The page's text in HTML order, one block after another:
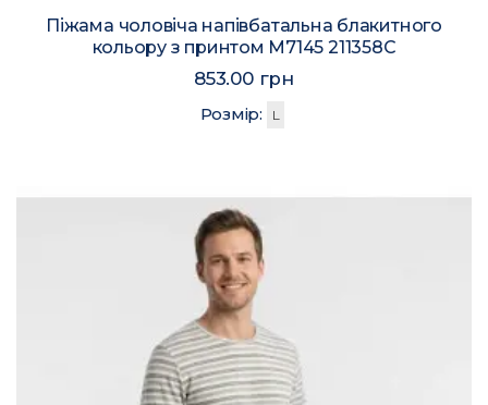
Піжама чоловіча напівбатальна блакитного
кольору з принтом M7145 211358C
853.00 грн
Розмір: L